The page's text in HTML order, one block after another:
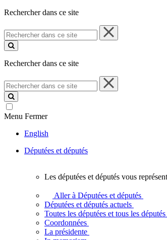
Rechercher dans ce site
Rechercher
dans
ce
Rechercher dans ce site
Rechercher
dans
ce
site
Menu Fermer
English
Députées et députés
députées
députés
vous
représentent
Les députées et députés vous
Aller à Députées et députés
Députées et députés actuels
Toutes les députées et tous les députés
Coordonnées
La présidente